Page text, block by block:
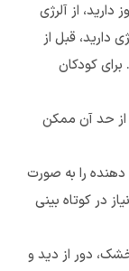
دارید، از آلرژی
دارید، قبل از
کودکان
حد آن ممکن
دهنده را به صورت
در کوتاه بینی
جای خشک، دور از دید و